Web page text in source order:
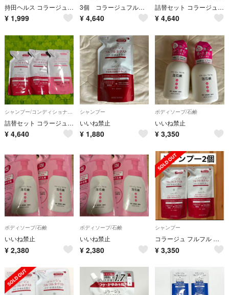
持田ヘルス コラージュフルフル 泡石鹸 つめかえ用 2セット
¥ 1,999
3個 コラージュフルフルネクストシャンプーうるおいなめらか 280ml リンスに変更可能
¥ 4,640
詰替セット コラージュフルフルネクスト シャンプー・リンス うるおいなめらか
¥ 4,640
シャンプー/コンディショナーセット
詰替セット コラージュフルフルネクスト シャンプー・リンス うるおいなめらか
¥ 4,640
シャンプー
いいね禁止
¥ 1,880
ボディソープ/石鹸
いいね禁止
¥ 3,350
ボディソープ/石鹸
いいね禁止
¥ 2,380
ボディソープ/石鹸
いいね禁止
¥ 2,380
シャンプー
コラージュ フルフル ネクスト シャンプー 詰替 280ml×2
¥ 3,350